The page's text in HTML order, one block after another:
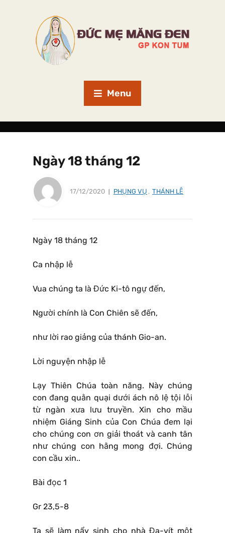
Menu
Ngày 18 tháng 12
17/12/2020 PHỤNG VỤ , THÁNH LỄ
Ngày 18 tháng 12
Ca nhập lễ
Vua chúng ta là Đức Ki-tô ngự đến,
Người chính là Con Chiên sẽ đến,
như lời rao giảng của thánh Gio-an.
Lời nguyện nhập lễ
Lạy Thiên Chúa toàn năng. Này chúng
con đang quằn quại dưới ách nô lệ tội lỗi
từ ngàn xưa lưu truyền. Xin cho mầu
nhiệm Giáng Sinh của Con Chúa đem lại
cho chúng con ơn giải thoát và canh tân
như chúng con hằng mong đợi. Chúng
con cầu xin..
Bài đọc 1
Gr 23,5-8
Ta sẽ làm nẩy sinh cho nhà Đa-vít một